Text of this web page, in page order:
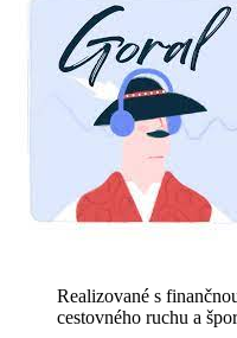
Realizované s
cestovného ruchu a